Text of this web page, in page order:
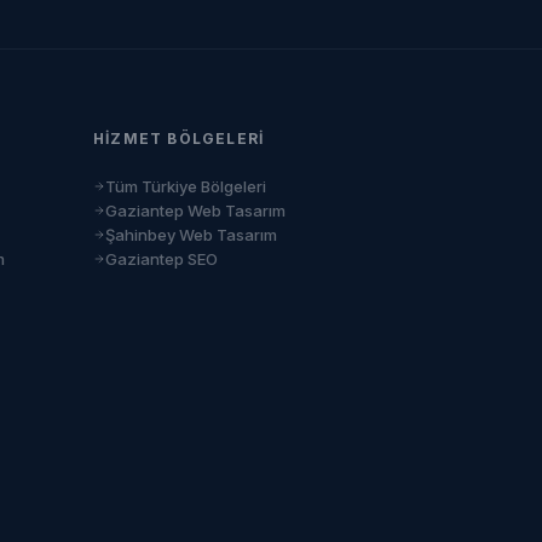
HIZMET BÖLGELERI
Tüm Türkiye Bölgeleri
Gaziantep Web Tasarım
Şahinbey Web Tasarım
Gaziantep SEO